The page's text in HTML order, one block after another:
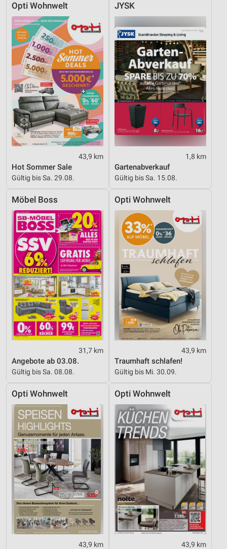
Opti Wohnwelt
43,9 km
Hot Sommer Sale
Gültig bis Sa. 29.08.
JYSK
1,8 km
Gartenabverkauf
Gültig bis Sa. 15.08.
Möbel Boss
31,7 km
Angebote ab 03.08.
Gültig bis Sa. 08.08.
Opti Wohnwelt
43,9 km
Traumhaft schlafen!
Gültig bis Mi. 30.09.
Opti Wohnwelt
43,9 km
Opti Wohnwelt
43,9 km
Werbung